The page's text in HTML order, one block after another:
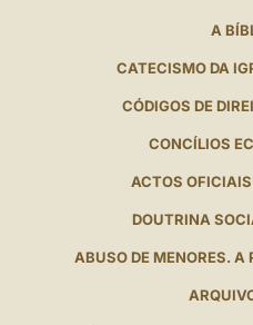
A
CATECISMO DA
CÓDIGOS DE
CONCÍLIOS
ACTOS
DOUTRINA
ABUSO DE MENORES. A